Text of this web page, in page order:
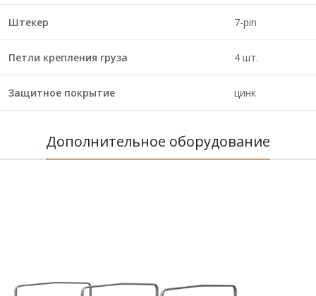
Штекер 7-pin
Петли крепления груза 4 шт.
Защитное покрытие цинк
Дополнительное оборудование